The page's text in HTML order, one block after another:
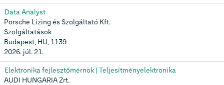
Data Analyst
Porsche Lizing és Szolgáltató Kft.
Szolgáltatások
Budapest, HU, 1139
2026. júl. 21.
Elektronika fejlesztőmérnök | Teljesítményelektronika
AUDI HUNGARIA Zrt.